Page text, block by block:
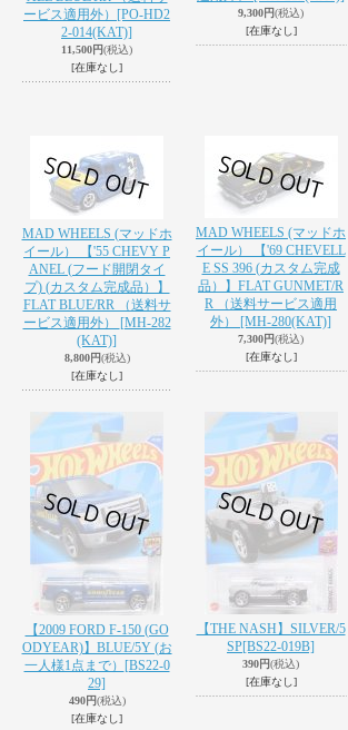
ービス適用外） [PO-HD2
2-014(KAT)]
11,500円(税込)
[在庫なし]
9,300円(税込)
[在庫なし]
MAD WHEELS (マッドホ
イール） 【'55 CHEVY P
ANEL (フード開閉タイ
プ) (カスタム完成品）】
FLAT BLUE/RR （送料サ
ービス適用外）
[MH-282
(KAT)]
8,800円(税込)
[在庫なし]
MAD WHEELS (マッドホ
イール） 【'69 CHEVELL
E SS 396 (カスタム完成
品）】FLAT GUNMET/R
R （送料サービス適用
外） [MH-280(KAT)]
7,300円(税込)
[在庫なし]
【2009 FORD F-150 (GO
ODYEAR)】BLUE/5Y (お
一人様1点まで） [BS22-0
29]
490円(税込)
[在庫なし]
【THE NASH】SILVER/5
SP[BS22-019B]
390円(税込)
[在庫なし]